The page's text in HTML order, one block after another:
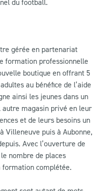
gérée en partenariat
formation professionnelle
boutique en offrant 5
au bénéfice de l’aide
ainsi les jeunes dans un
magasin privé en leur
et de leurs besoins un
Villeneuve puis à Aubonne,
Avec l’ouverture de
nombre de places
formation complétée.